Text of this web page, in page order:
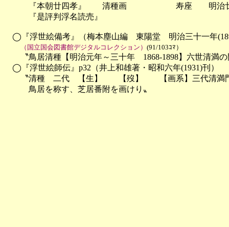
『本朝廿四孝』　　清種画　　　　　　寿座　　明治
『是評判浮名読売』
◯『浮世絵備考』（梅本塵山編　東陽堂　明治三十一年
（国立国会図書館デジタルコレクション） (91/103ｺﾏ）
〝鳥居清種【明治元年～三十年　1868-1898】六世清満の
◯『浮世絵師伝』p32（井上和雄著・昭和六年(1931)刊）
〝清種　二代　【生】　　【歿】　　【画系】三代清満